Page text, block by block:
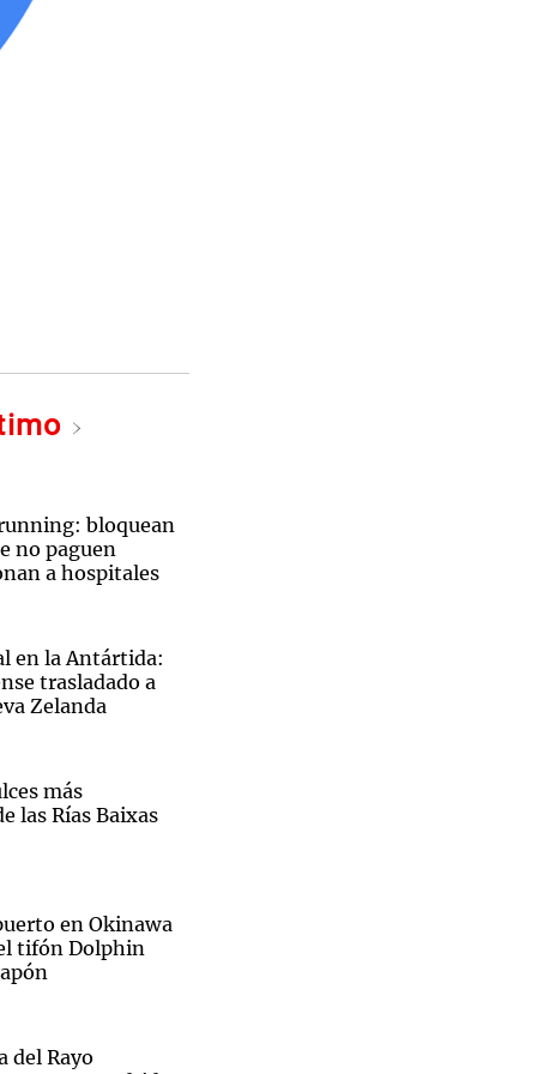
Bandas del Garage”: tu música puede llegar al Cosquín Rock.
bloquean
no paguen
a hospitales
en la Antártida:
trasladado a
Zelanda
más
las Rías Baixas
en Okinawa
tifón Dolphin
del Rayo